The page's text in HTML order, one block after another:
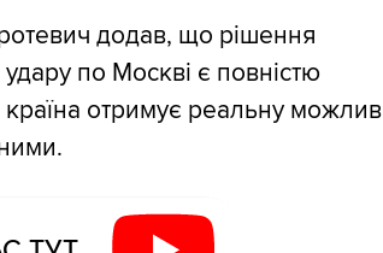
додав, що рішення
по Москві є повністю
отримує реальну